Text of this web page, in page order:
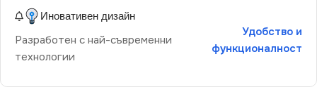
Иновативен дизайн
Разработен с най-съвременни
технологии
Удобство и
функционалност